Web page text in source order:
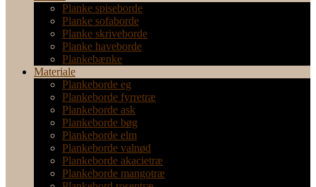
Planke spiseborde
Planke sofaborde
Planke skriveborde
Planke haveborde
Plankebænke
Materiale
Plankeborde eg
Plankeborde fyrretræ
Plankeborde ask
Plankeborde bøg
Plankeborde elm
Plankeborde valnød
Plankeborde akacietræ
Plankeborde mangotræ